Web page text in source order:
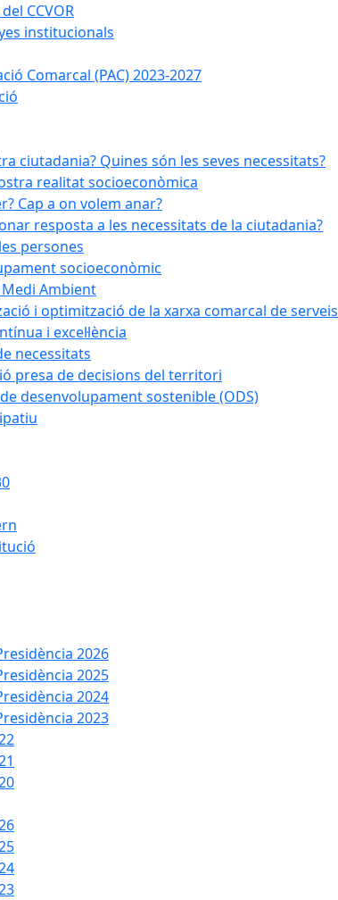
CCVOR
institucionals
Comarcal (PAC) 2023-2027
ciutadania? Quines són les seves necessitats?
realitat socioeconòmica
Cap a on volem anar?
resposta a les necessitats de la ciutadania?
persones
socioeconòmic
Ambient
i optimització de la xarxa comarcal de serveis
i excel·lència
necessitats
presa de decisions del territori
desenvolupament sostenible (ODS)
2026
2025
2024
2023